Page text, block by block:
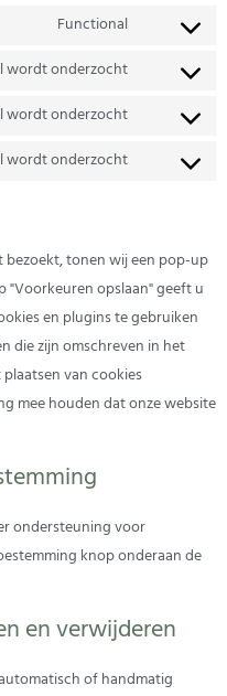
Functional
wordt onderzocht
wordt onderzocht
wordt onderzocht
tonen wij een pop-up
"Voorkeuren opslaan" geeft u
en plugins te gebruiken
die zijn omschreven in het
van cookies
mee houden dat onze website
ondersteuning voor
knop onderaan de
en verwijderen
of handmatig